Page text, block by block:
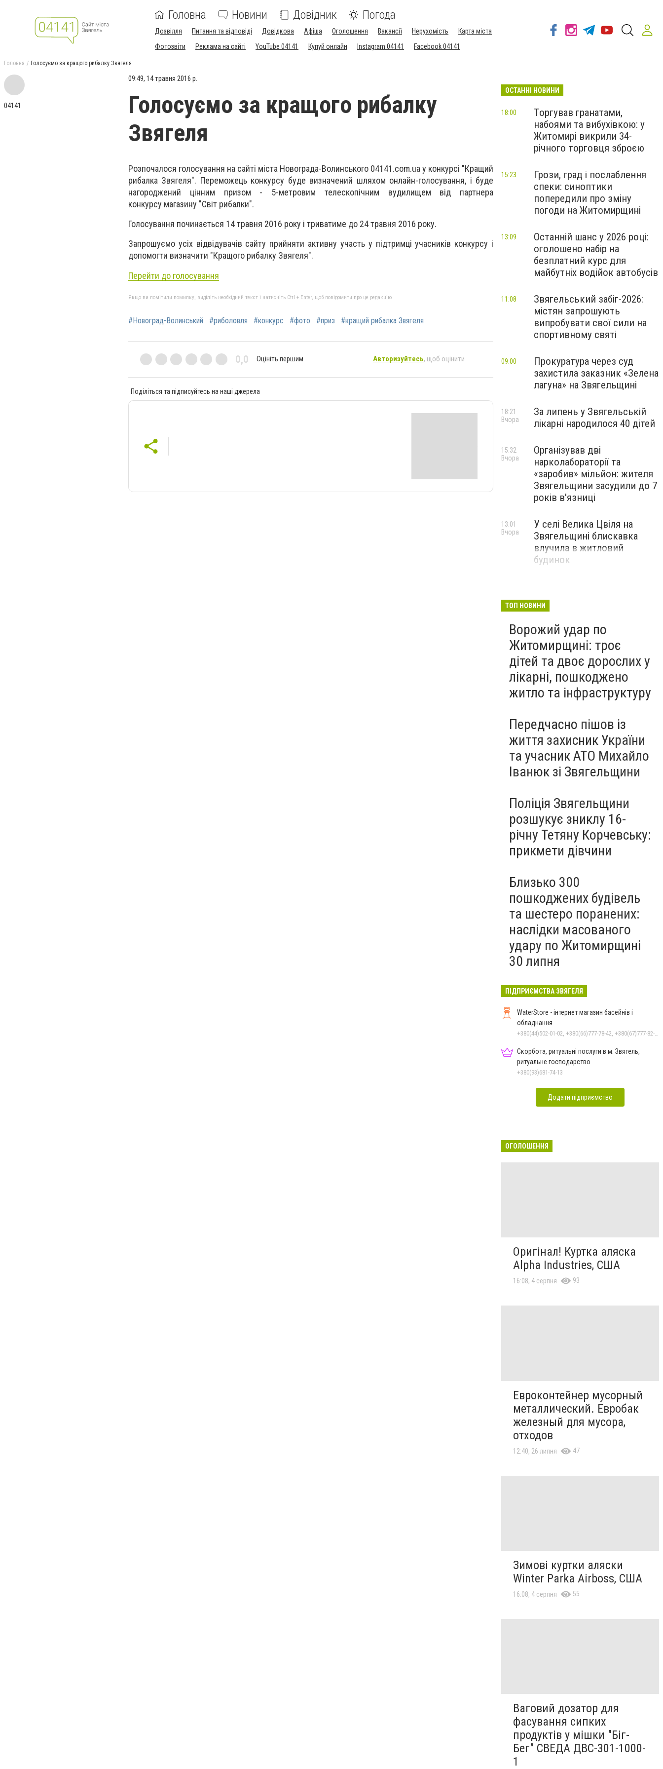
Головна Новини Довідник Погода
Дозвілля Питання та відповіді Довідкова Афіша Оголошення Вакансії Нерухомість
Карта міста
Фотозвіти
Реклама на сайті YouTube 04141 Купуй онлайн Instagram 04141 Facebook 04141
Головна Голосуємо за кращого рибалку Звягеля
04141
09:49, 14 травня 2016 р.
Голосуємо за кращого рибалку
Звягеля
Розпочалося голосування на сайті міста Новограда-Волинського 04141.com.ua у конкурсі "Кращий
рибалка Звягеля". Переможець конкурсу буде визначений шляхом онлайн-голосування, і буде
нагороджений цінним призом - 5-метровим телескопічним вудилищем від партнера
конкурсу магазину "Світ рибалки".
Голосування починається 14 травня 2016 року і триватиме до 24 травня 2016 року.
Запрошуємо усіх відвідувачів сайту прийняти активну участь у підтримці учасників конкурсу і
допомогти визначити "Кращого рибалку Звягеля".
Перейти до голосування
Якщо ви помітили помилку, виділіть необхідний текст і натисніть Ctrl + Enter, щоб повідомити про це редакцію
#Новоград-Волинський #риболовля #конкурс #фото #приз #кращий рибалка Звягеля
0,0 Оцініть першим Авторизуйтесь, щоб оцінити
Поділіться та підписуйтесь на наші джерела
ОСТАННІ НОВИНИ
Торгував гранатами,
набоями та вибухівкою: у
Житомирі викрили 34-
річного торговця зброєю
18:00
Грози, град і послаблення
спеки: синоптики
попередили про зміну
погоди на Житомирщині
15:23
Останній шанс у 2026 році:
оголошено набір на
безплатний курс для
майбутніх водійок автобусів
13:09
Звягельський забіг-2026:
містян запрошують
випробувати свої сили на
спортивному святі
11:08
Прокуратура через суд
захистила заказник «Зелена
лагуна» на Звягельщині
09:00
За липень у Звягельській
лікарні народилося 40 дітей
18:21
Вчора
Організував дві
нарколабораторії та
«заробив» мільйон: жителя
Звягельщини засудили до 7
років в'язниці
15:32
Вчора
У селі Велика Цвіля на
Звягельщині блискавка
влучила в житловий
будинок
13:01
Вчора
ТОП НОВИНИ
Ворожий удар по
Житомирщині: троє
дітей та двоє дорослих у
лікарні, пошкоджено
житло та інфраструктуру
Передчасно пішов із
життя захисник України
та учасник АТО Михайло
Іванюк зі Звягельщини
Поліція Звягельщини
розшукує зниклу 16-
річну Тетяну Корчевську:
прикмети дівчини
Близько 300
пошкоджених будівель
та шестеро поранених:
наслідки масованого
удару по Житомирщині
30 липня
ПІДПРИЄМСТВА ЗВЯГЕЛЯ
WaterStore - інтернет магазин басейнів і
обладнання
+380(44)502-01-02, +380(66)777-78-42, +380(67)777-82-19, +380(67)890-80-80, +380(73)890-80-80, +380(44)502-01-03
Скорбота, ритуальні послуги в м. Звягель,
ритуальне господарство
+380(93)681-74-13
Додати підприємство
ОГОЛОШЕННЯ
Оригінал! Куртка аляска
Alpha Industries, США
16:08, 4 серпня 93
Евроконтейнер мусорный
металлический. Евробак
железный для мусора,
отходов
12:40, 26 липня 47
Зимові куртки аляски
Winter Parka Airboss, США
16:08, 4 серпня 55
Ваговий дозатор для
фасування сипких
продуктів у мішки "Біг-
Бег" СВЕДА ДВС-301-1000-
1